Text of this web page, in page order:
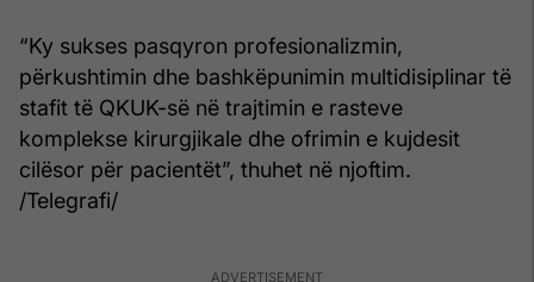
“Ky sukses pasqyron profesionalizmin,
përkushtimin dhe bashkëpunimin multidisiplinar të
stafit të QKUK-së në trajtimin e rasteve
komplekse kirurgjikale dhe ofrimin e kujdesit
cilësor për pacientët”, thuhet në njoftim.
/Telegrafi/